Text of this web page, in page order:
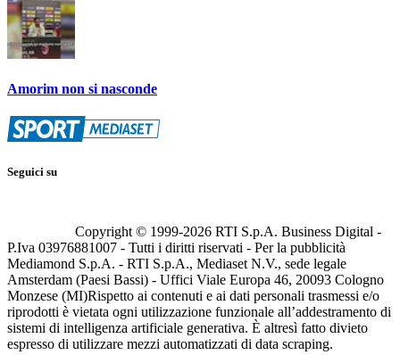
Amorim non si nasconde
Seguici su
Copyright © 1999-2026 RTI S.p.A. Business Digital -
P.Iva 03976881007 - Tutti i diritti riservati - Per la pubblicità
Mediamond S.p.A. - RTI S.p.A., Mediaset N.V., sede legale
Amsterdam (Paesi Bassi) - Uffici Viale Europa 46, 20093 Cologno
Monzese (MI)Rispetto ai contenuti e ai dati personali trasmessi e/o
riprodotti è vietata ogni utilizzazione funzionale all’addestramento di
sistemi di intelligenza artificiale generativa. È altresì fatto divieto
espresso di utilizzare mezzi automatizzati di data scraping.